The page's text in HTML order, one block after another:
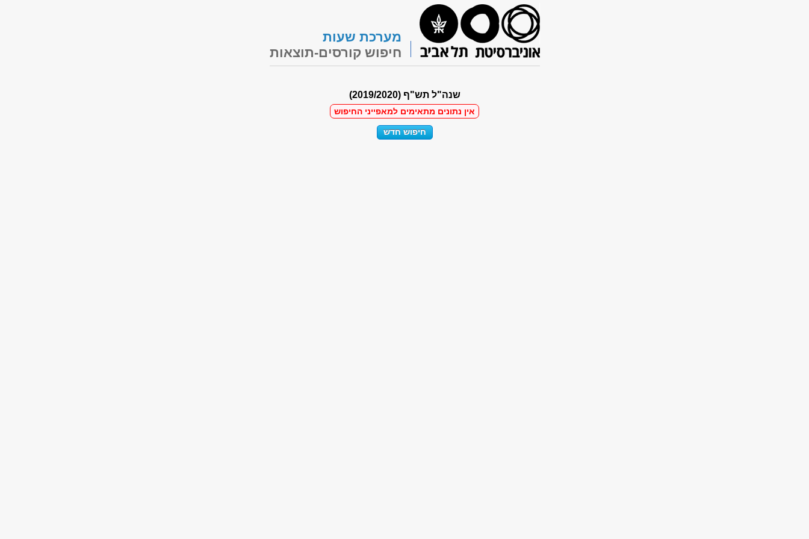
מערכת שעות
חיפוש קורסים-תוצאות
שנה"ל תש"ף (2019/2020)
אין נתונים מתאימים למאפייני החיפוש
חיפוש חדש